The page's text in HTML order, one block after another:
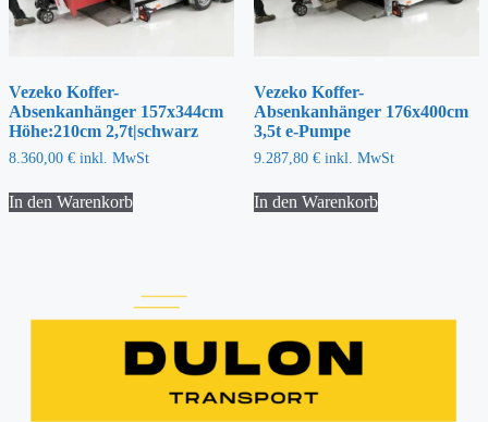
Vezeko Koffer-
Absenkanhänger 157x344cm
Höhe:210cm 2,7t|schwarz
8.360,00 € inkl. MwSt
In den Warenkorb
Vezeko Koffer-
Absenkanhänger 176x400cm
3,5t e-Pumpe
9.287,80 €inkl. MwSt
In den Warenkorb